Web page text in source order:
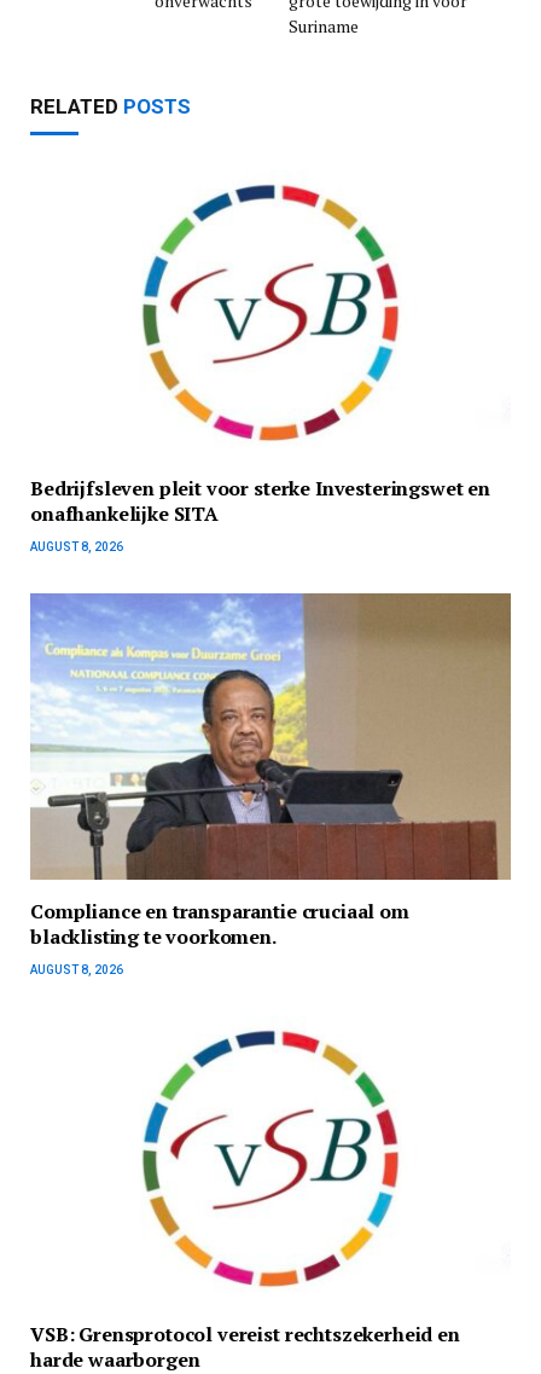
Suriname
RELATED POSTS
Bedrijfsleven pleit voor sterke Investeringswet en
onafhankelijke SITA
AUGUST 8, 2026
Compliance en transparantie cruciaal om
blacklisting te voorkomen.
AUGUST 8, 2026
VSB: Grensprotocol vereist rechtszekerheid en
harde waarborgen